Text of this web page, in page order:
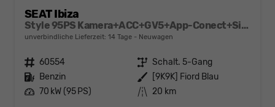
SEAT Ibiza
Style 95PS Kamera+ACC+GV5+App-Conect+Sitzheizung+ParkPilot hinten
unverbindliche Lieferzeit: 14 Tage Neuwagen
Fahrzeugnr. 60554 Getriebe Schalt. 5-Gang
Kraftstoff Benzin Außenfarbe
[9K9K] Fiord Blau
Leistung 70 kW (95 PS) Kilometerstand 20 km